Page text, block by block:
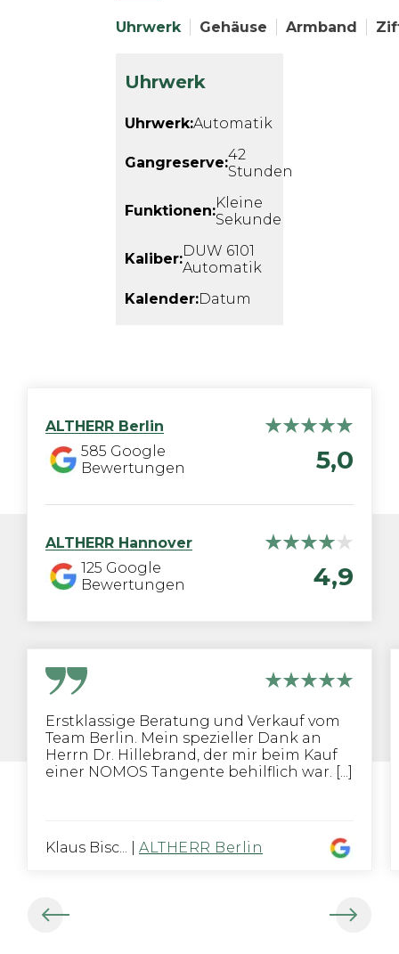
Uhrwerk Gehäuse Armband
Uhrwerk
Uhrwerk:Automatik
Gangreserve:42
Stunden
Funktionen:Kleine
Sekunde
Kaliber:DUW 6101
Automatik
Kalender:Datum
ALTHERR Berlin
585 Google
Bewertungen
5,0
ALTHERR Hannover
125 Google
Bewertungen
4,9
Erstklassige Beratung und Verkauf vom
Team Berlin. Mein spezieller Dank an
Herrn Dr. Hillebrand, der mir beim Kauf
einer NOMOS Tangente behilflich war. [...]
Klaus Bisc... ALTHERR Berlin